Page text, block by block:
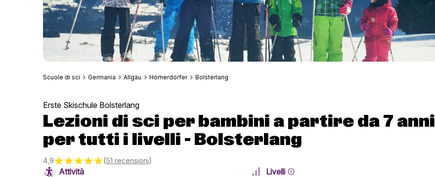
Scuole di sci Germania Allgäu Hörnerdörfer Bolsterlang
Erste Skischule Bolsterlang
Lezioni di sci per bambini a partire da 7 anni
per tutti i livelli - Bolsterlang
4,9 (51 recensioni)
Attività
Livelli